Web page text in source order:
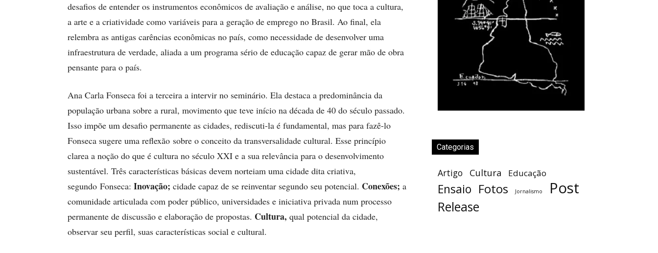
desafios de entender os instrumentos econômicos de avaliação e análise, no que toca a cultura,
a arte e a criatividade como variáveis para a geração de emprego no Brasil. Ao final, ela
relembra as antigas carências econômicas no país, como necessidade de desenvolver uma
infraestrutura de verdade, aliada a um programa sério de educação capaz de gerar mão de obra
pensante para o país.
Ana Carla Fonseca foi a terceira a intervir no seminário. Ela destaca a predominância da
população urbana sobre a rural, movimento que teve início na década de 40 do século passado.
Isso impõe um desafio permanente as cidades, rediscuti-la é fundamental, mas para fazê-lo
Fonseca sugere uma reflexão sobre o conceito da transversalidade cultural. Esse princípio
clarea a noção do que é cultura no século XXI e a sua relevância para o desenvolvimento
sustentável. Três características básicas devem norteiam uma cidade dita criativa,
segundo Fonseca: Inovação; cidade capaz de se reinventar segundo seu potencial. Conexões; a
comunidade articulada com poder público, universidades e iniciativa privada num processo
permanente de discussão e elaboração de propostas. Cultura, qual potencial da cidade,
observar seu perfil, suas características social e cultural.
Categorias
Artigo Cultura Educação
Ensaio Fotos Jornalismo Post
Release